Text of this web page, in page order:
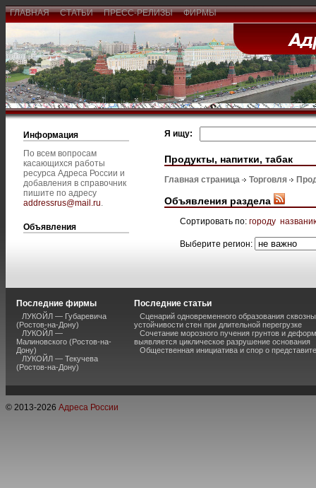
ГЛАВНАЯ СТАТЬИ ПРЕСС-РЕЛИЗЫ ФИРМЫ
Информация
По всем вопросам
касающихся работы
ресурса Адреса России и
добавления в справочник
пишите по адресу
addressrus@mail.ru.
Объявления
Я ищу:
Продукты, напитки, табак
Главная страница Торговля
Объявления раздела
Сортировать по: городу
Выберите регион:
Последние фирмы
ЛУКОЙЛ — Губаревича
(Ростов-на-Дону)
ЛУКОЙЛ —
Малиновского (Ростов-на-
Дону)
ЛУКОЙЛ — Текучева
(Ростов-на-Дону)
Последние статьи
Сценарий одновременного образования
устойчивости стен при длительной перегрузке
Сочетание морозного пучения грунтов и
выявляется циклическое разрушение основания
Общественная инициатива и спор о
© 2013-2026 Адреса России